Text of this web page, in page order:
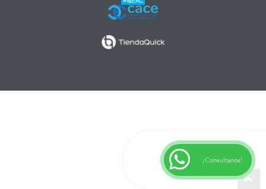
¡Consultanos!